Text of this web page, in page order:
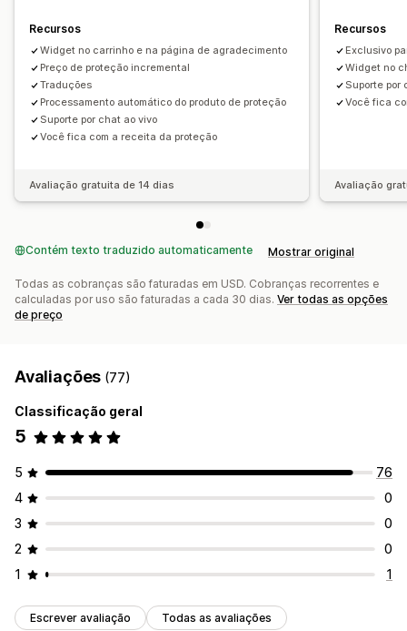
Análises
Taxas de conversão Desempenho da recomendação
Sugestões de otimização Desempenho do funil
Recursos
Widget no carrinho e na página de agradecimento
Preço de proteção incremental
Traduções
Processamento automático do produto de proteção
Suporte por chat ao vivo
Você fica com a receita da proteção
Avaliação gratuita de 14 dias
Recursos
Exclusivo
Widget no
Suporte por
Você fica
Avaliação
Contém texto traduzido automaticamente Mostrar original
Todas as cobranças são faturadas em USD. Cobranças recorrentes e
calculadas por uso são faturadas a cada 30 dias. Ver todas as opções
de preço
Avaliações (77)
Classificação geral
5
5
76
4
0
3
0
2
0
1
1
Escrever avaliação Todas as avaliações